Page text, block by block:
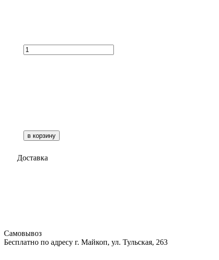
в корзину
Доставка
Самовывоз
Бесплатно по адресу г. Майкоп, ул. Тульская, 263